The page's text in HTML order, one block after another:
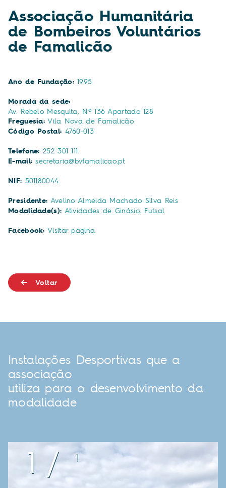
Associação Humanitária
de Bombeiros Voluntários
de Famalicão
Ano de Fundação:1995
Morada da sede:
Av. Rebelo Mesquita, Nº 136 Apartado 128
Freguesia: Vila Nova de Famalicão
Código Postal: 4760-013
Telefone: 252 301 111
E-mail: secretaria@bvfamalicao.pt
NIF: 501180044
Presidente: Avelino Almeida Machado Silva Reis
Modalidade(s): Atividades de Ginásio, Futsal
Facebook: Visitar página
Voltar
Instalações Desportivas que a
associação
utiliza para o desenvolvimento da
modalidade
1 / 1